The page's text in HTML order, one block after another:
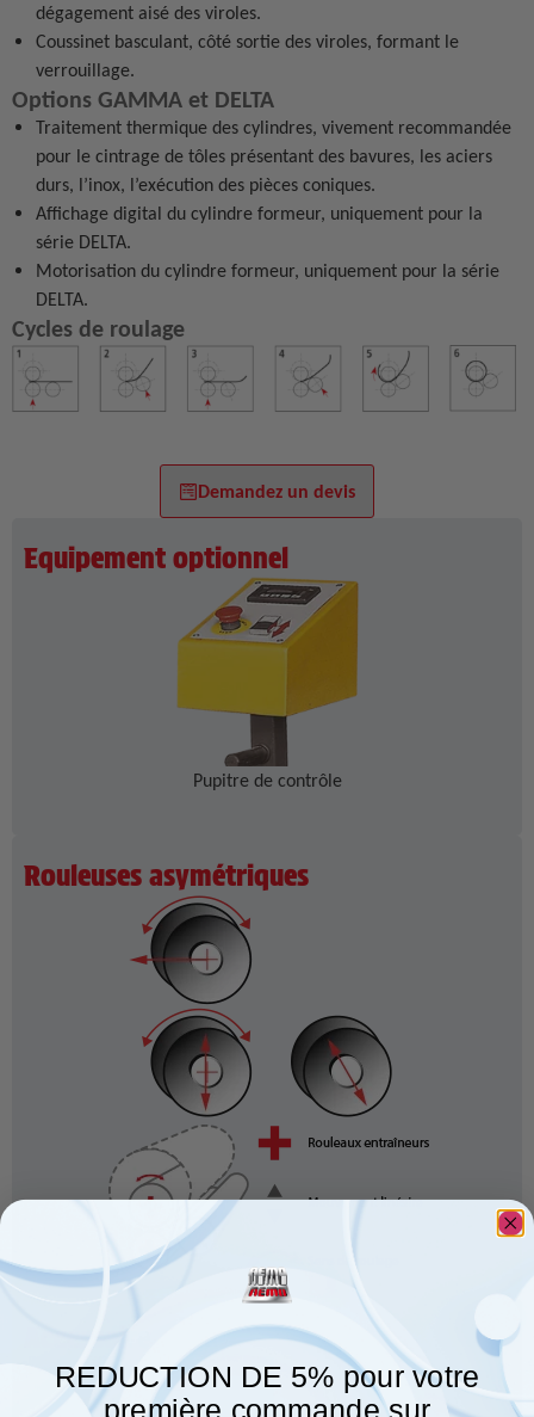
dégagement aisé des viroles.
Coussinet basculant, côté sortie des viroles, formant le
verrouillage.
Options GAMMA et DELTA
Traitement thermique des cylindres, vivement recommandée
pour le cintrage de tôles présentant des bavures, les aciers
durs, l’inox, l’exécution des pièces coniques.
Affichage digital du cylindre formeur, uniquement pour la
série DELTA.
Motorisation du cylindre formeur, uniquement pour la série
DELTA.
Cycles de roulage
Demandez un devis
Equipement optionnel
Pupitre de contrôle
Rouleuses asymétriques
Accessoire
REDUCTION DE 5% pour votre